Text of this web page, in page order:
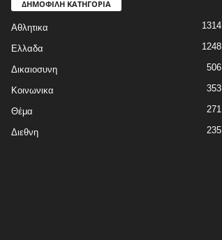
ΔΗΜΟΦΙΛΗ ΚΑΤΗΓΟΡΙΑ
Αθλητικα 1314
Ελλαδα 1248
Δικαιοσυνη 506
Κοινωνικα 353
Θέμα 271
Διεθνη 235